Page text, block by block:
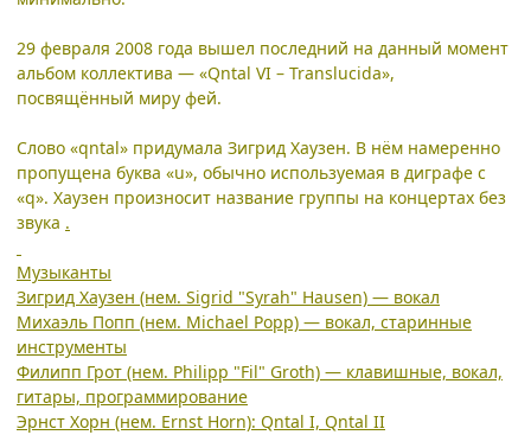
29 февраля 2008 года вышел последний на данный момент
альбом коллектива — «Qntal VI – Translucida»,
посвящённый миру фей.
Слово «qntal» придумала Зигрид Хаузен. В нём намеренно
пропущена буква «u», обычно используемая в диграфе с
«q». Хаузен произносит название группы на концертах без
звука .
Музыканты
Зигрид Хаузен (нем. Sigrid "Syrah" Hausen) — вокал
Михаэль Попп (нем. Michael Popp) — вокал, старинные
инструменты
Филипп Грот (нем. Philipp "Fil" Groth) — клавишные, вокал,
гитары, программирование
Эрнст Хорн (нем. Ernst Horn): Qntal I, Qntal II